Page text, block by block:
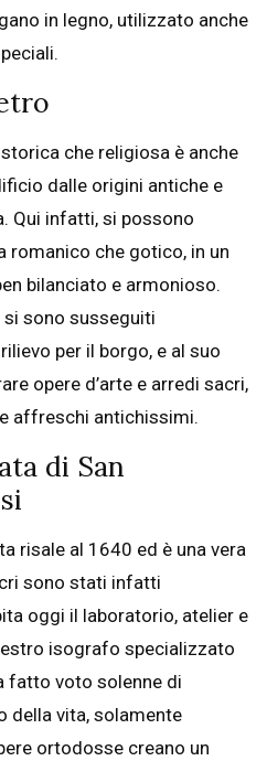
in legno, utilizzato anche
che religiosa è anche
dalle origini antiche e
Qui infatti, si possono
romanico che gotico, in un
bilanciato e armonioso.
si sono susseguiti
per il borgo, e al suo
opere d’arte e arredi sacri,
affreschi antichissimi.
di San
risale al 1640 ed è una vera
sono stati infatti
oggi il laboratorio, atelier e
isografo specializzato
fatto voto solenne di
della vita, solamente
ortodosse creano un